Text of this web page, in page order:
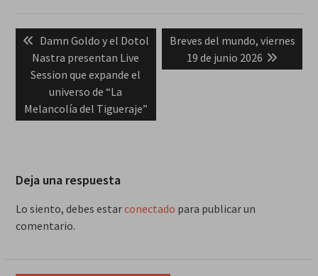
de
entradas
Previous
post:
Damn Goldo y el Dotol
Nastra presentan Live
Session que expande el
universo de “La
Melancolía del Tigueraje”
Next
post:
Breves del mundo, viernes
19 de junio 2026
Deja una respuesta
Lo siento, debes estarconectado para publicar un
comentario.